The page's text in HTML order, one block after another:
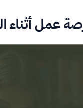
عمل أثناء